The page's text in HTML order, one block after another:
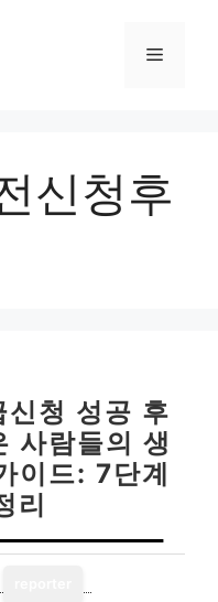
메
신청후
신청 성공 후
사람들의 생
이드: 7단계
리